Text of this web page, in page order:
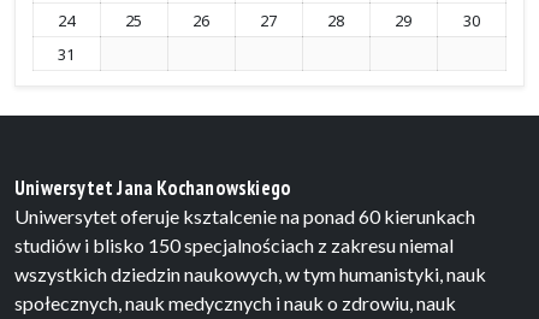
24
25 26 27 28 29
30
31
Uniwersytet Jana Kochanowskiego
Uniwersytet oferuje ksztalcenie na ponad 60 kierunkach
studiów i blisko 150 specjalnościach z zakresu niemal
wszystkich dziedzin naukowych, w tym humanistyki, nauk
społecznych, nauk medycznych i nauk o zdrowiu, nauk